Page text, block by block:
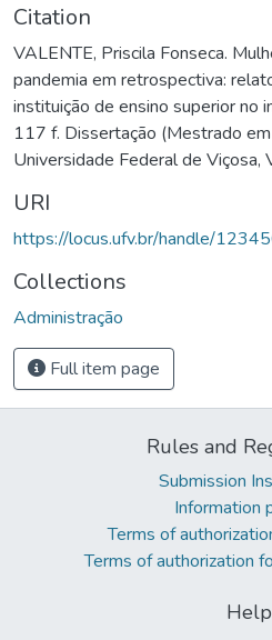
Citation
VALENTE, Priscila Fonseca.
pandemia em retrospectiva:
instituição de ensino superior no
117 f. Dissertação (Mestrado
Universidade Federal de Viçosa,
URI
https://locus.ufv.br/handle/
Collections
Administração
Full item page
Rules and
Submission
Information
Terms of
Terms of authorization
Help